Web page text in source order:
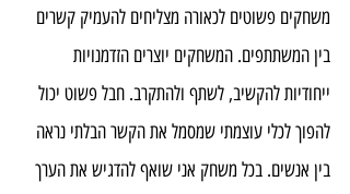
משחקים פשוטים לכאורה מצליחים להעמיק קשרים
בין המשתתפים. המשחקים יוצרים הזדמנויות
ייחודיות להקשיב, לשתף ולהתקרב. חבל פשוט יכול
להפוך לכלי עוצמתי שמסמל את הקשר הבלתי נראה
בין אנשים. בכל משחק אני שואף להדגיש את הערך